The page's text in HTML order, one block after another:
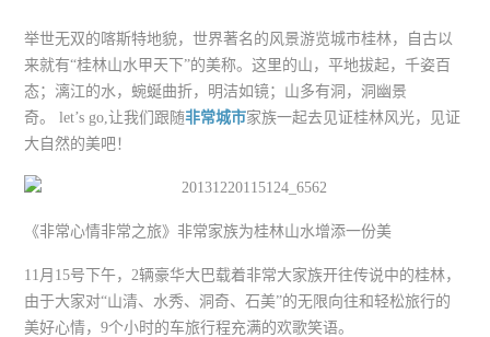
举世无双的喀斯特地貌，世界著名的风景游览城市桂林，自古以
来就有“桂林山水甲天下”的美称。这里的山，平地拔起，千姿百
态；漓江的水，蜿蜒曲折，明洁如镜；山多有洞，洞幽景
奇。 let’s go,让我们跟随非常城市家族一起去见证桂林风光，见证
大自然的美吧！
《非常心情非常之旅》非常家族为桂林山水增添一份美
11月15号下午，2辆豪华大巴载着非常大家族开往传说中的桂林，
由于大家对“山清、水秀、洞奇、石美”的无限向往和轻松旅行的
美好心情，9个小时的车旅行程充满的欢歌笑语。